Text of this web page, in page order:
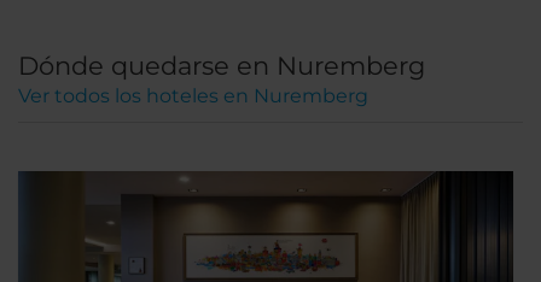
Dónde quedarse en Nuremberg
Ver todos los hoteles en Nuremberg